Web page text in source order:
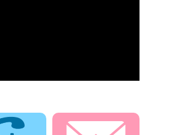
電話でお問合せ